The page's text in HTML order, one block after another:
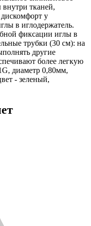
внутри тканей,
у
в иглодержатель.
фиксации иглы в
трубки (30 см): на
другие
более легкую
диаметр 0,80мм,
- зеленый,